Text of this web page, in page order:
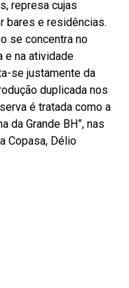
represa cujas
bares e residências.
se concentra no
e na atividade
se justamente da
duplicada nos
é tratada como a
da Grande BH”, nas
Copasa, Délio